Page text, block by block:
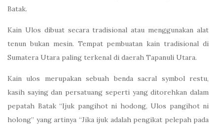
Batak.
Kain Ulos dibuat secara tradisional atau menggunakan alat
tenun bukan mesin. Tempat pembuatan kain tradisional di
Sumatera Utara paling terkenal di daerah Tapanuli Utara.
Kain ulos merupakan sebuah benda sacral symbol restu,
kasih saying dan persatuang seperti yang ditorehkan dalam
pepatah Batak “Ijuk pangihot ni hodong, Ulos pangihot ni
holong” yang artinya “Jika ijuk adalah pengikat pelepah pada